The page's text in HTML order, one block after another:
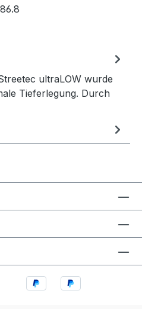
ultraLOW wurde
Tieferlegung. Durch